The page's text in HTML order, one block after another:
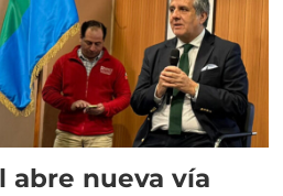
abre nueva vía